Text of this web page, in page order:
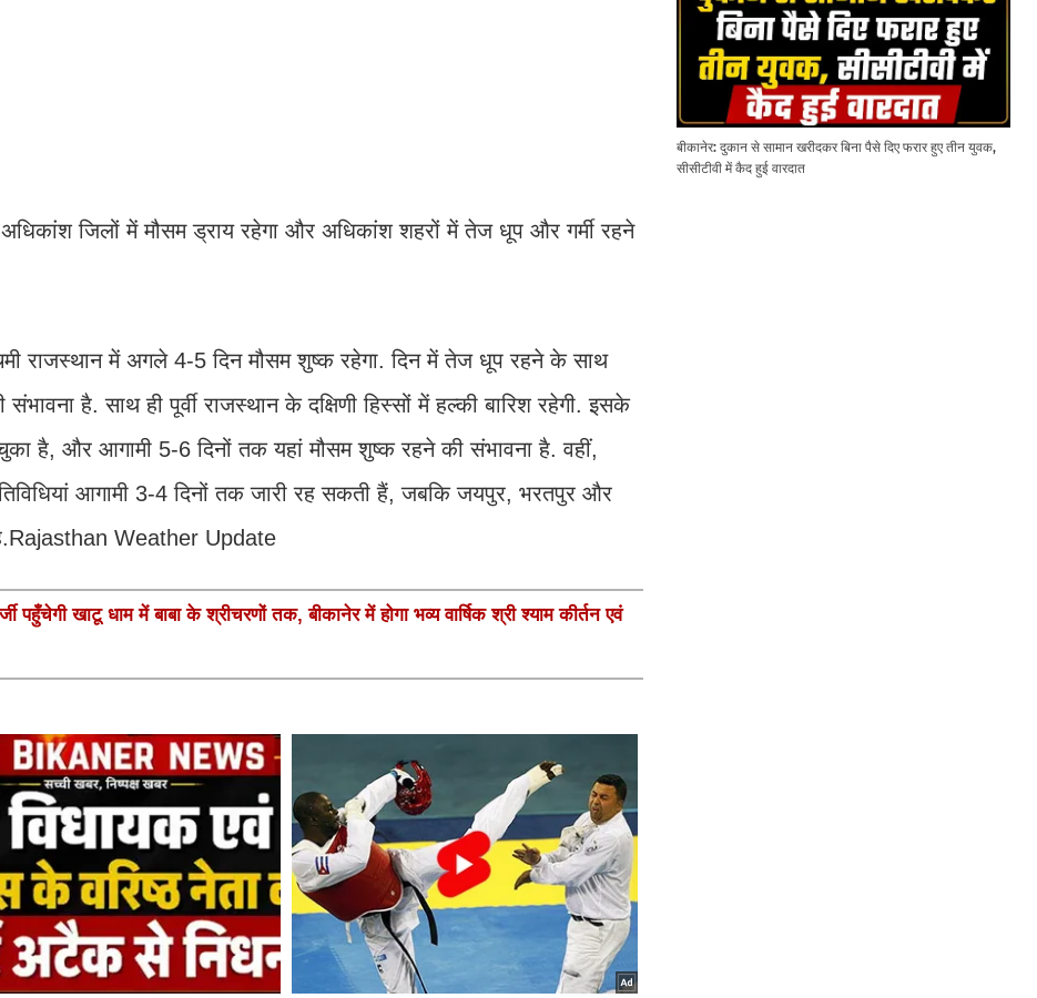
जिलों में मौसम ड्राय रहेगा और अधिकांश शहरों में तेज धूप और गर्मी रहने
राजस्थान में अगले 4-5 दिन मौसम शुष्क रहेगा. दिन में तेज धूप रहने के साथ
है. साथ ही पूर्वी राजस्थान के दक्षिणी हिस्सों में हल्की बारिश रहेगी. इसके
है, और आगामी 5-6 दिनों तक यहां मौसम शुष्क रहने की संभावना है. वहीं,
आगामी 3-4 दिनों तक जारी रह सकती हैं, जबकि जयपुर, भरतपुर और
Weather Update
खाटू धाम में बाबा के श्रीचरणों तक, बीकानेर में होगा भव्य वार्षिक श्री श्याम कीर्तन एवं
बीकानेर: दुकान से सामान खरीदकर बिना पैसे दिए फरार हुए तीन युवक,
सीसीटीवी में कैद हुई वारदात